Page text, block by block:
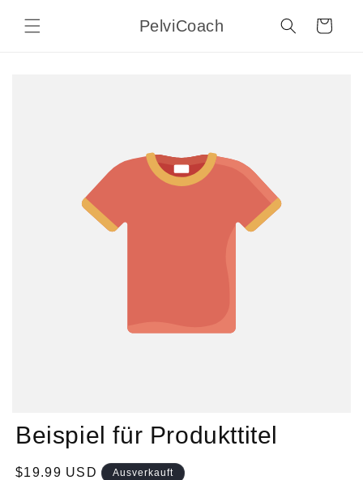
zum
Inhalt
PelviCoach Warenkorb
Beispiel für Produkttitel
Normaler
$19.99 USD Ausverkauft